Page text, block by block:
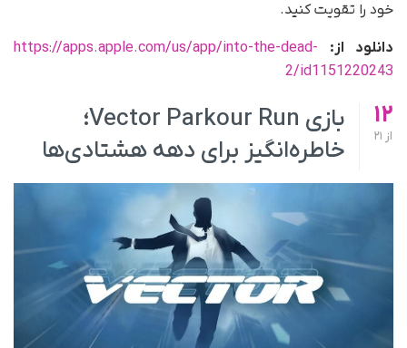
خود را تقویت کنید.
دانلود از:
https://apps.apple.com/us/app/into-the-dead-
2/id1151220243
12
از
بازی Vector Parkour Run؛
خاطره‌انگیز برای دهه هشتادی‌ها